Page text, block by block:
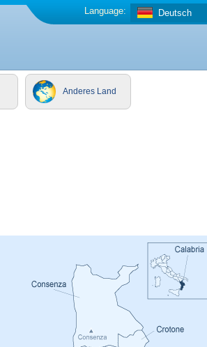
Deutsch
Language:
Anderes Land